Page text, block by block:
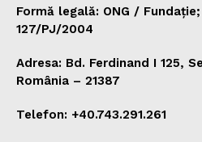
Formă legală: ONG /
127/PJ/2004
Adresa: Bd. Ferdinand I 125,
România – 21387
Telefon: +40.743.291.261